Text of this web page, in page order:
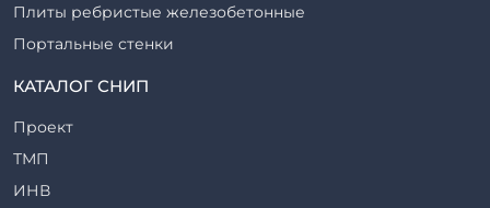
Плиты ребристые железобетонные
Портальные стенки
Ригели железобетонные
Сваи железобетонные
Стеновые блоки
КАТАЛОГ СНИП
Проект
ТМП
ИНВ